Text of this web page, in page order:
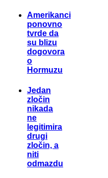
Amerikanci
ponovno
tvrde da
su blizu
dogovora
o
Hormuzu
Jedan
zločin
nikada
ne
legitimira
drugi
zločin, a
niti
odmazdu